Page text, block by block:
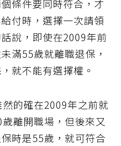
條件要同時符合，才
付時，選擇一次請領
說，即使在2009年前
滿55歲就離職退保，
就不能有選擇權。
的確在2009年之前就
離開職場，但後來又
時是55歲，就可符合